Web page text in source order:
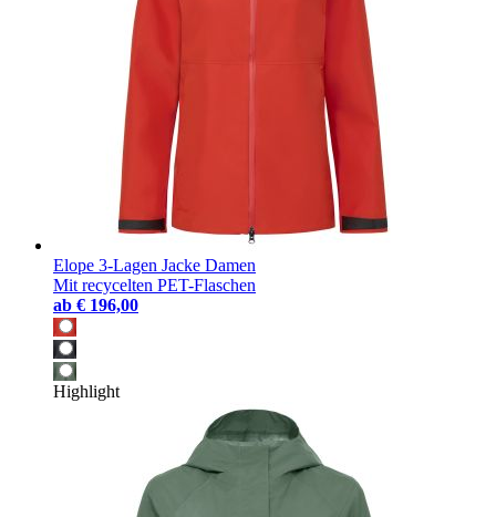
Elope 3-Lagen Jacke Damen
Mit recycelten PET-Flaschen
ab € 196,00
Highlight